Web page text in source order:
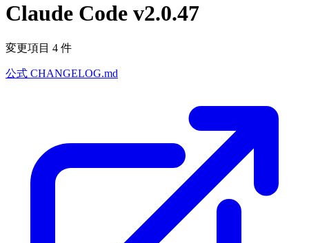
Claude Code v2.0.47
変更項目 4 件
公式 CHANGELOG.md